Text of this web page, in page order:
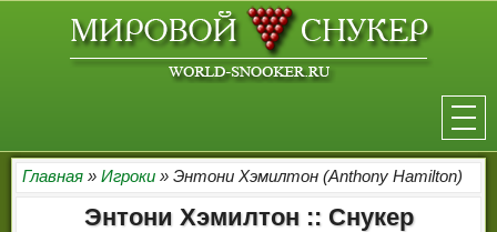
НОВОСТИ
ТУРНИРЫ
Главная » Игроки » Энтони Хэмилтон (Anthony Hamilton)
Энтони Хэмилтон :: Снукер